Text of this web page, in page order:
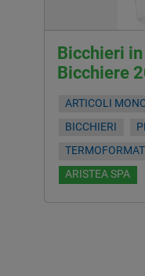
Bicchieri in
Bicchiere
ARTICOLI
BICCHIERI
ARISTEA SPA